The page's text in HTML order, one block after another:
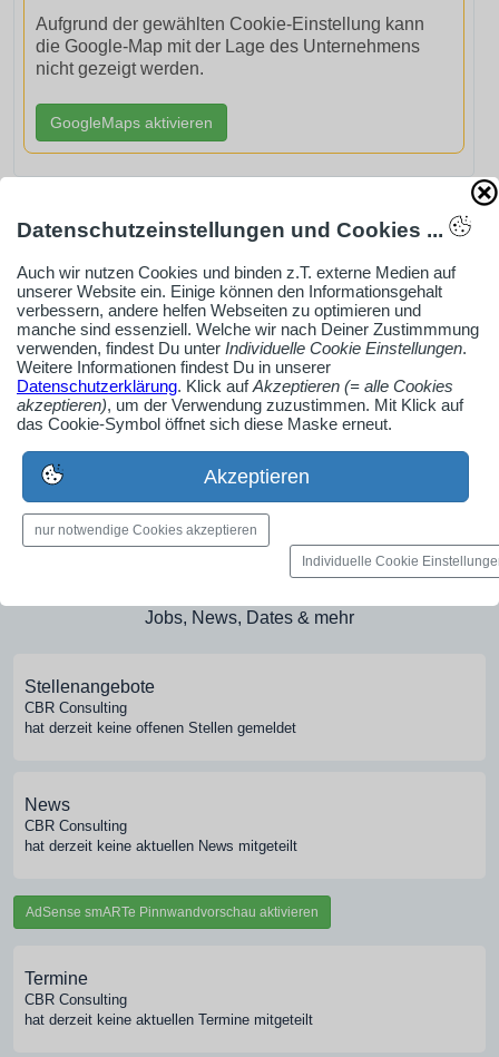
Aufgrund der gewählten Cookie-Einstellung kann
die Google-Map mit der Lage des Unternehmens
nicht gezeigt werden.
GoogleMaps aktivieren
Ob Solo-Selbsständiger, Handwerksbetrieb oder
Industrieunternehmen
Erstelle jetzt ein gratis Firmenprofil für dein Unternehmen:
jetzt registrieren
Medien-Galerie
Bilder, PDFs, Audio, Video
Jobs, News, Dates & mehr
Stellenangebote
CBR Consulting
hat derzeit keine offenen Stellen gemeldet
News
CBR Consulting
hat derzeit keine aktuellen News mitgeteilt
AdSense smARTe Pinnwandvorschau aktivieren
Termine
CBR Consulting
hat derzeit keine aktuellen Termine mitgeteilt
Datenschutzeinstellungen und Cookies ...
Auch wir nutzen Cookies und binden z.T. externe Medien auf
unserer Website ein. Einige können den Informationsgehalt
verbessern, andere helfen Webseiten zu optimieren und
manche sind essenziell. Welche wir nach Deiner Zustimmmung
verwenden, findest Du unter Individuelle Cookie Einstellungen.
Weitere Informationen findest Du in unserer
Datenschutzerklärung. Klick aufAkzeptieren (= alle Cookies
akzeptieren), um der Verwendung zuzustimmen. Mit Klick auf
das Cookie-Symbol öffnet sich diese Maske erneut.
Akzeptieren
nur notwendige Cookies akzeptieren
Individuelle Cookie